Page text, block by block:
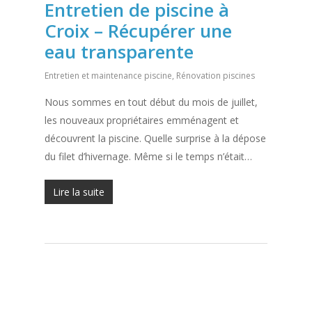
Entretien de piscine à
Croix – Récupérer une
eau transparente
Entretien et maintenance piscine, Rénovation piscines
Nous sommes en tout début du mois de juillet,
les nouveaux propriétaires emménagent et
découvrent la piscine. Quelle surprise à la dépose
du filet d’hivernage. Même si le temps n’était…
Lire la suite